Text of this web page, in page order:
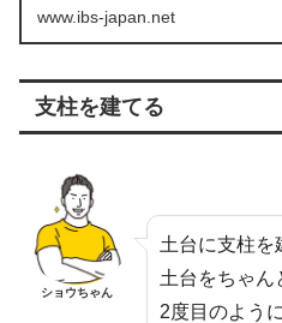
www.ibs-japan.net
支柱を建てる
ショウちゃん
土台に支柱を
土台をちゃん
2度目のよう